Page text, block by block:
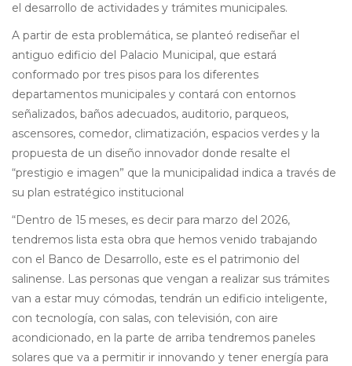
el desarrollo de actividades y trámites municipales.
A partir de esta problemática, se planteó rediseñar el
antiguo edificio del Palacio Municipal, que estará
conformado por tres pisos para los diferentes
departamentos municipales y contará con entornos
señalizados, baños adecuados, auditorio, parqueos,
ascensores, comedor, climatización, espacios verdes y la
propuesta de un diseño innovador donde resalte el
“prestigio e imagen” que la municipalidad indica a través de
su plan estratégico institucional
“Dentro de 15 meses, es decir para marzo del 2026,
tendremos lista esta obra que hemos venido trabajando
con el Banco de Desarrollo, este es el patrimonio del
salinense. Las personas que vengan a realizar sus trámites
van a estar muy cómodas, tendrán un edificio inteligente,
con tecnología, con salas, con televisión, con aire
acondicionado, en la parte de arriba tendremos paneles
solares que va a permitir ir innovando y tener energía para